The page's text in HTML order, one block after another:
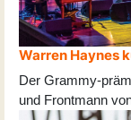
Warren Haynes
Der Grammy-
und Frontmann